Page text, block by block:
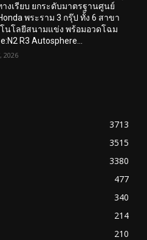
งเรียบ ยกระดับมาตรฐานศูนย์
พระราม 3 กรุ๊ป ทั้ง 6 สาขา
โนโลยีสนามแข่ง พร้อมอวดโฉม
R3 Autosphere...
2026
3713
3515
3380
477
340
214
210